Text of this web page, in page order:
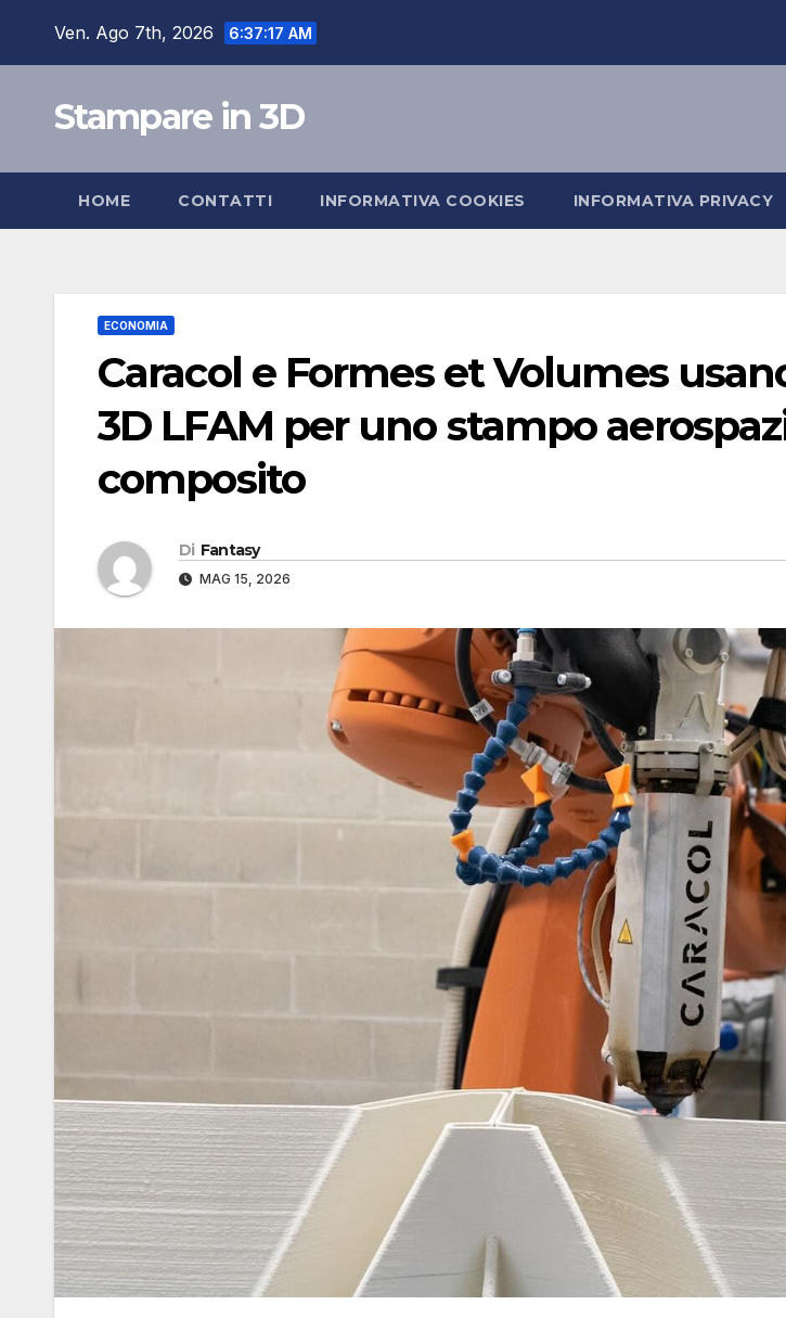
Ven. Ago 7th, 2026 6:37:18 AM
Stampare in 3D
HOME CONTATTI INFORMATIVA COOKIES INFORMATIVA PRIVACY
ECONOMIA
Caracol e Formes et Volumes
3D LFAM per uno stampo
composito
Di Fantasy
MAG 15, 2026